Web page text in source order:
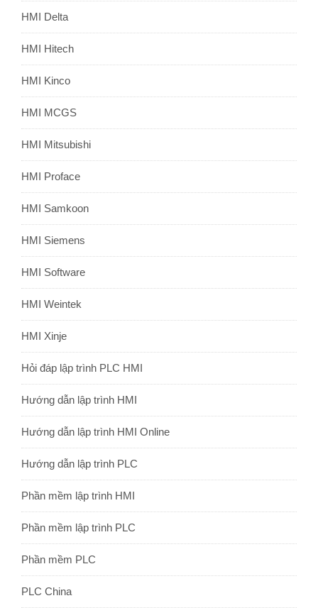
HMI Delta
HMI Hitech
HMI Kinco
HMI MCGS
HMI Mitsubishi
HMI Proface
HMI Samkoon
HMI Siemens
HMI Software
HMI Weintek
HMI Xinje
Hỏi đáp lập trình PLC HMI
Hướng dẫn lập trình HMI
Hướng dẫn lập trình HMI Online
Hướng dẫn lập trình PLC
Phần mềm lập trình HMI
Phần mềm lập trình PLC
Phần mềm PLC
PLC China